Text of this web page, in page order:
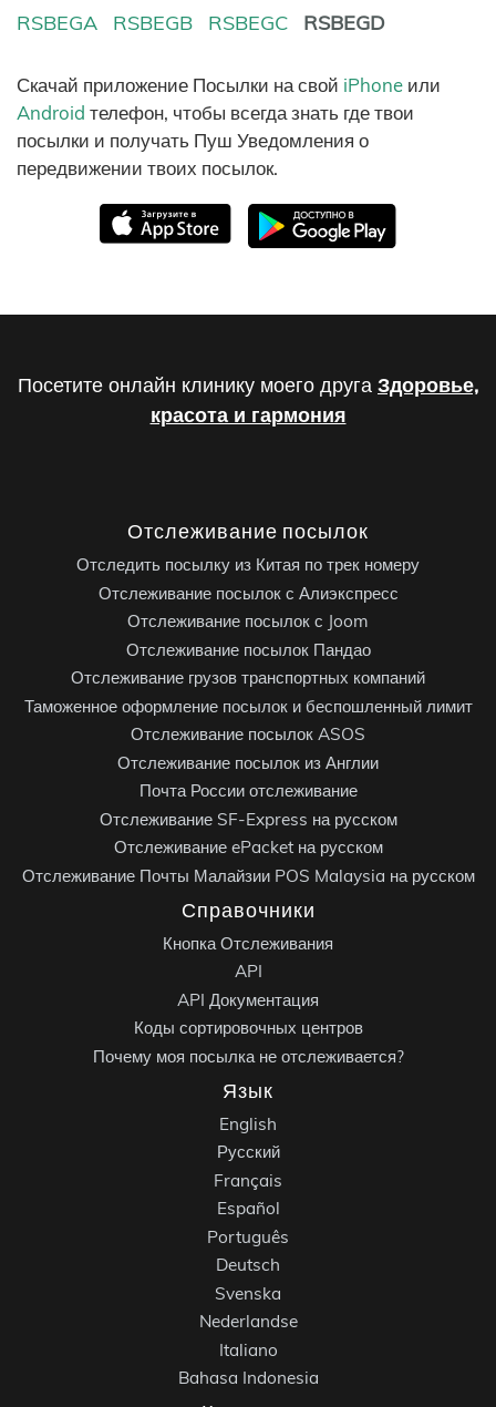
RSBEGA RSBEGB RSBEGC RSBEGD
Скачай приложение Посылки на свой iPhone или
Android телефон, чтобы всегда знать где твои
посылки и получать Пуш Уведомления о
передвижении твоих посылок.
Посетите онлайн клинику моего друга Здоровье,
красота и гармония
Отслеживание посылок
Отследить посылку из Китая по трек номеру
Отслеживание посылок с Алиэкспресс
Отслеживание посылок с Joom
Отслеживание посылок Пандао
Отслеживание грузов транспортных компаний
Таможенное оформление посылок и беспошленный лимит
Отслеживание посылок ASOS
Отслеживание посылок из Англии
Почта России отслеживание
Отслеживание SF-Express на русском
Отслеживание ePacket на русском
Отслеживание Почты Малайзии POS Malaysia на русском
Справочники
Кнопка Отслеживания
API
API Документация
Коды сортировочных центров
Почему моя посылка не отслеживается?
Язык
English
Русский
Français
Español
Português
Deutsch
Svenska
Nederlandse
Italiano
Bahasa Indonesia